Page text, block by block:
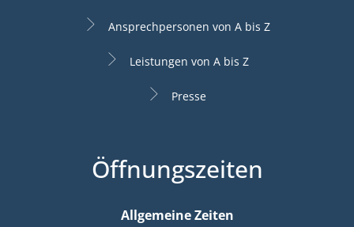
Ansprechpersonen von A bis Z
Leistungen von A bis Z
Presse
Öffnungszeiten
Allgemeine Zeiten